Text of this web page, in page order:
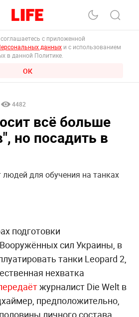
с приложенной
данных и с использованием
в данной Политике.
ОК
4482
всё больше
но посадить в
людей для обучения на танках
подготовки
сил Украины, в
танки Leopard 2,
нехватка
журналист Die Welt в
предположительно,
личного состава.